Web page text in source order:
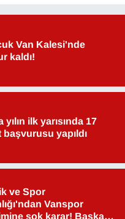
Van Kalesi'nde
kaldı!
yılın ilk yarısında 17
başvurusu yapıldı
ve Spor
Vanspor
şok karar! Başkan